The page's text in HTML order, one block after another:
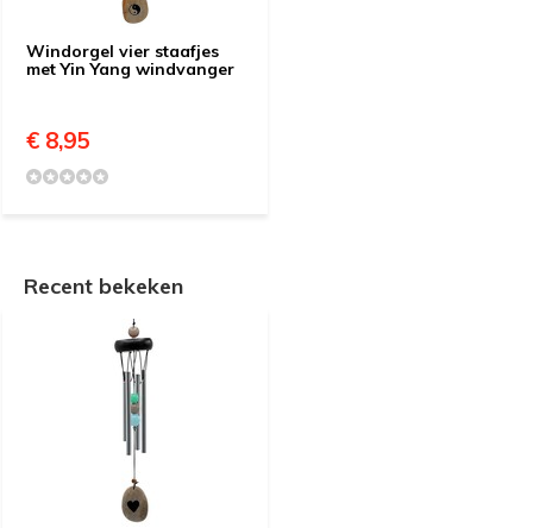
Windorgel vier staafjes
met Yin Yang windvanger
€ 8,95
Recent bekeken